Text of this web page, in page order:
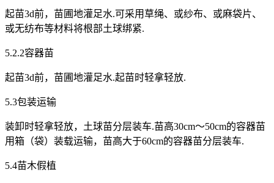
起苗3d前，苗圃地灌足水.可采用草绳、或纱布、或麻袋片、
或无纺布等材料将根部土球绑紧.
5.2.2容器苗
起苗3d前，苗圃地灌足水.起苗时轻拿轻放.
5.3包装运输
装卸时轻拿轻放，土球苗分层装车.苗高30cm～50cm的容器苗
用箱（袋）装载运输，苗高大于60cm的容器苗分层装车.
5.4苗木假植